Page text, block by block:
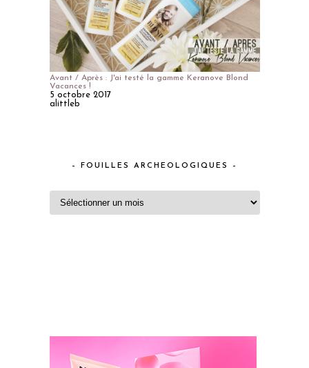
Avant / Après : J'ai testé la gamme Keranove Blond
Vacances !
5 octobre 2017
alittleb
– FOUILLES ARCHEOLOGIQUES –